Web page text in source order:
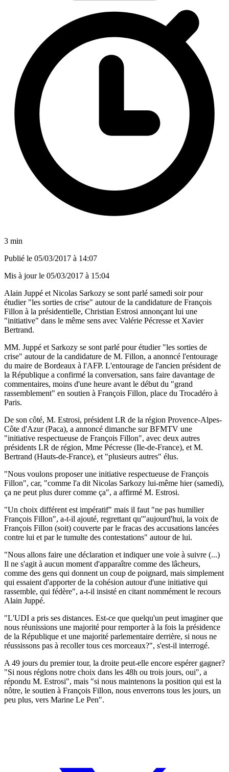
3 min
Publié le 05/03/2017 à 14:07
Mis à jour le 05/03/2017 à 15:04
Alain Juppé et Nicolas Sarkozy se sont parlé samedi soir pour
étudier "les sorties de crise" autour de la candidature de François
Fillon à la présidentielle, Christian Estrosi annonçant lui une
"initiative" dans le même sens avec Valérie Pécresse et Xavier
Bertrand.
MM. Juppé et Sarkozy se sont parlé pour étudier "les sorties de
crise" autour de la candidature de M. Fillon, a anonncé l'entourage
du maire de Bordeaux à l'AFP. L'entourage de l'ancien président de
la République a confirmé la conversation, sans faire davantage de
commentaires, moins d'une heure avant le début du "grand
rassemblement" en soutien à François Fillon, place du Trocadéro à
Paris.
De son côté, M. Estrosi, président LR de la région Provence-Alpes-
Côte d'Azur (Paca), a annoncé dimanche sur BFMTV une
"initiative respectueuse de François Fillon", avec deux autres
présidents LR de région, Mme Pécresse (Ile-de-France), et M.
Bertrand (Hauts-de-France), et "plusieurs autres" élus.
"Nous voulons proposer une initiative respectueuse de François
Fillon", car, "comme l'a dit Nicolas Sarkozy lui-même hier (samedi),
ça ne peut plus durer comme ça", a affirmé M. Estrosi.
"Un choix différent est impératif" mais il faut "ne pas humilier
François Fillon", a-t-il ajouté, regrettant qu'"aujourd'hui, la voix de
François Fillon (soit) couverte par le fracas des accusations lancées
contre lui et par le tumulte des contestations" autour de lui.
"Nous allons faire une déclaration et indiquer une voie à suivre (...)
Il ne s'agit à aucun moment d'apparaître comme des lâcheurs,
comme des gens qui donnent un coup de poignard, mais simplement
qui essaient d'apporter de la cohésion autour d'une initiative qui
rassemble, qui fédère", a-t-il insisté en citant nommément le recours
Alain Juppé.
"L'UDI a pris ses distances. Est-ce que quelqu'un peut imaginer que
nous réunissions une majorité pour remporter à la fois la présidence
de la République et une majorité parlementaire derrière, si nous ne
réussissons pas à recoller tous ces morceaux?", s'est-il interrogé.
A 49 jours du premier tour, la droite peut-elle encore espérer gagner?
"Si nous réglons notre choix dans les 48h ou trois jours, oui", a
répondu M. Estrosi", mais "si nous maintenons la position qui est la
nôtre, le soutien à François Fillon, nous enverrons tous les jours, un
peu plus, vers Marine Le Pen".